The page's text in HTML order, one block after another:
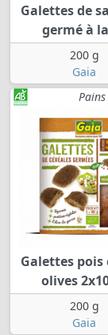
Galettes de
germé à
200 g
Gaia
Galettes pois
olives
200 g
Gaia